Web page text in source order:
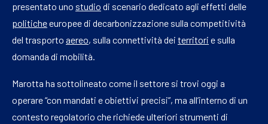
presentato uno studio di scenario dedicato agli effetti delle
politicheeuropee di decarbonizzazione sulla competitività
del trasporto aereo, sulla connettività dei territori e sulla
domanda di mobilità.
Marotta ha sottolineato come il settore si trovi oggi a
operare “con mandati e obiettivi precisi”, ma all’interno di un
contesto regolatorio che richiede ulteriori strumenti di